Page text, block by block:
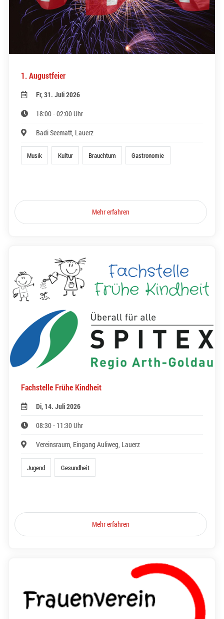
1. Augustfeier
Fr, 31. Juli 2026
18:00 - 02:00 Uhr
Badi Seematt, Lauerz
Musik Kultur Brauchtum Gastronomie
Mehr erfahren
Fachstelle Frühe Kindheit
Di, 14. Juli 2026
08:30 - 11:30 Uhr
Vereinsraum, Eingang Auliweg, Lauerz
Jugend Gesundheit
Mehr erfahren